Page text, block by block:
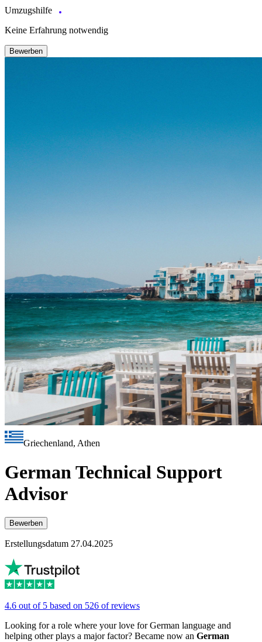
Umzugshilfe
Keine Erfahrung notwendig
Bewerben
Griechenland, Athen
German Technical Support
Advisor
Bewerben
Erstellungsdatum 27.04.2025
4.6 out of 5 based on 526 of reviews
Looking for a role where your love for German language and
helping other plays a major factor? Became now an German